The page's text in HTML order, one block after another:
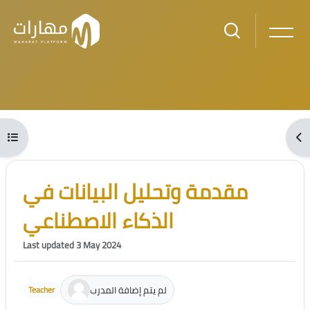
Skip to main content
Blocks
Open course index
Blocks
Skip [Cocoon] Course Intro
مقدمة وتحليل البيانات في
الذكاء الاصطناعي
Last updated 3 May 2024
Teacher لم يتم إضافة المدرب